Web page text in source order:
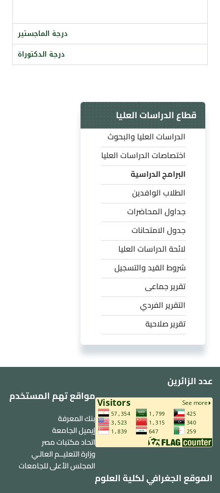
درجة الماجستير
درجة الدكتوراة
قطاع الدراسات العليا
الدراسات العليا والبحوث
اختصاصات الدراسات العليا
البرامج الدراسية
الطلاب الوافدين
جداول المحاضرات
جدول الامتحانات
لائحة الدراسات العليا
شروط القيد والتسجيل
تقرير جماعى
التقرير الفردي
تقرير صلاحية
عدد الزائرين
مواقع تهم المستخدم
بنك المعرفة
إيميل الجامعة
اتحاد مكتبات مصر
وزارة التعليــم العالـي
المجلس الأعلى للجامعات
الموقع الجغرافي لكلية العلوم